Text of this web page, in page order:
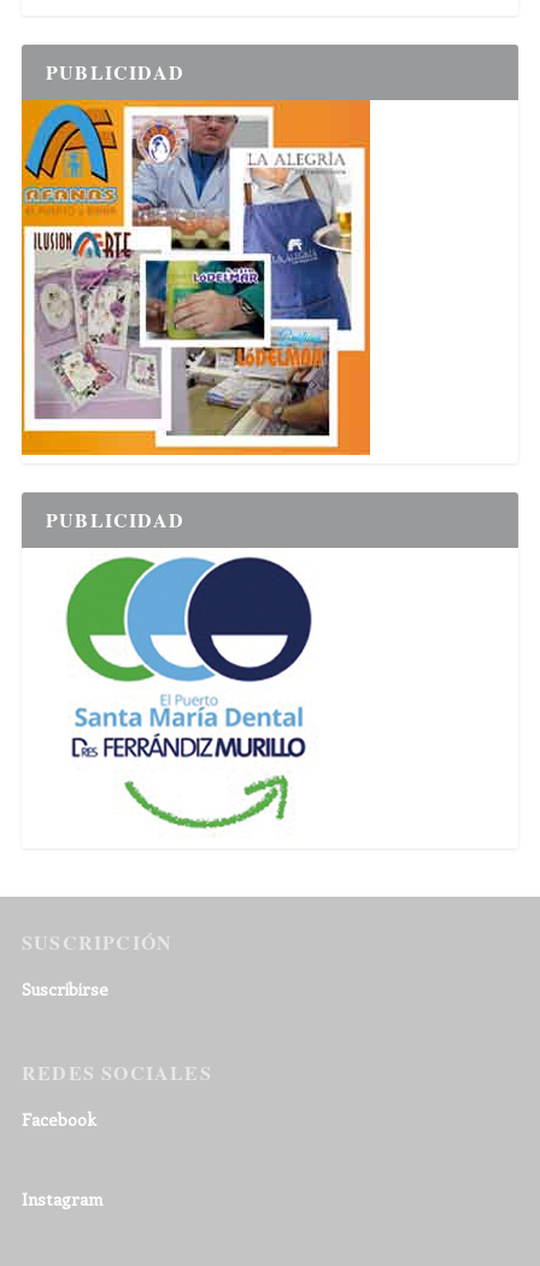
PUBLICIDAD
PUBLICIDAD
SUSCRIPCIÓN
Suscribirse
REDES SOCIALES
Facebook
Instagram